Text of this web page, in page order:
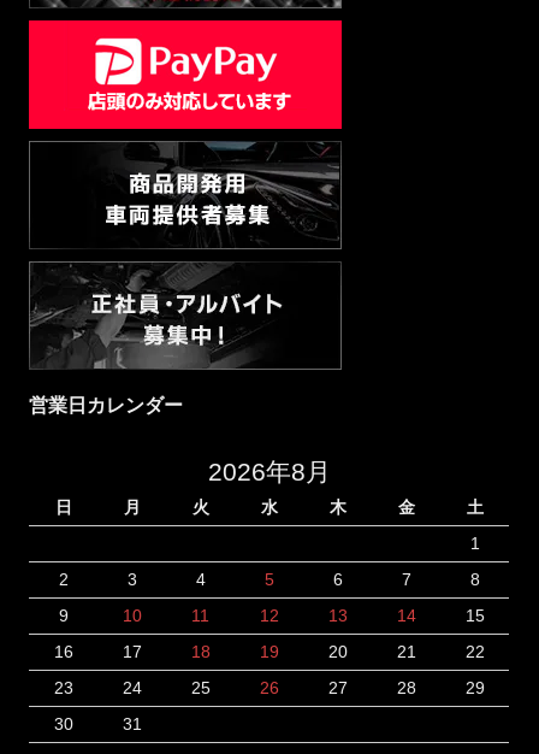
営業日カレンダー
2026年8月
日 月 火 水 木 金
土
1
2
3 4 5 6 7
8
9
10 11 12 13 14
15
16
17 18 19 20 21
22
23
24 25 26 27 28
29
30
31